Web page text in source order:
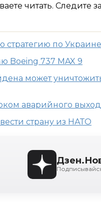
читать. Следите
стратегию по Украине
Boeing 737 MAX 9
может
аварийного
страну из НАТО